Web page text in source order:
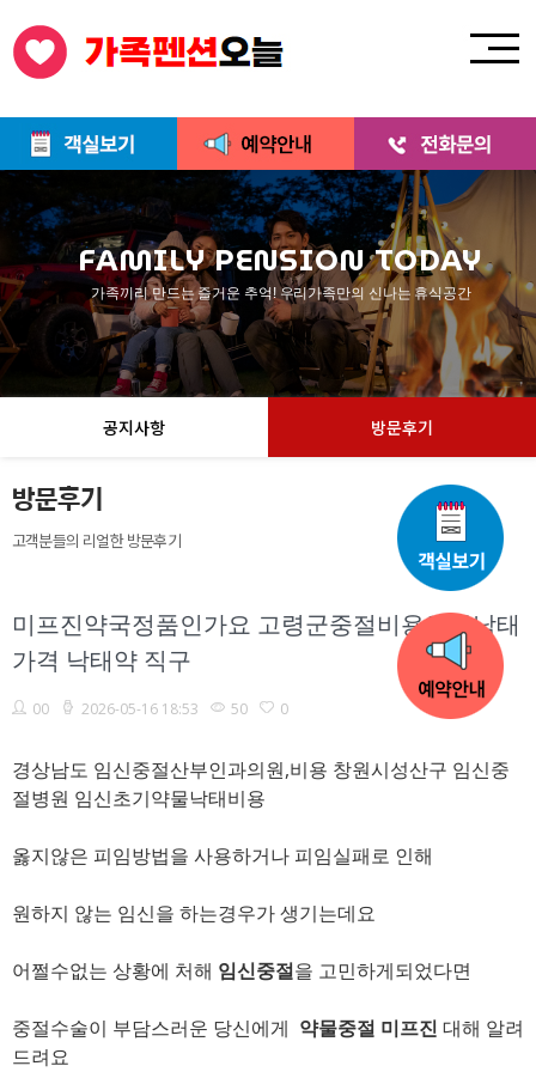
FAMILY PENSION TODAY
가족끼리 만드는 즐거운 추억! 우리가족만의 신나는 휴식공간
공지사항 방문후기
방문후기
고객분들의 리얼한 방문후기
미프진약국정품인가요 고령군중절비용약물낙태
가격 낙­태약 직구
00 2026-05-16 18:53 50 0
경상남도 임신중절산부인과의원,비용 창원시성산구 임신중
절병원 임신초기약물낙­태비용
옳지않은 피임방법을 사용하거나 피임실패로 인해
원하지 않는 임신을 하는경우가 생기는데요
어쩔수없는 상황에 처해 임신중절을 고민하게되었다면
중절수술이 부담스러운 당신에게 약물중절 미프진 대해 알려
드려요